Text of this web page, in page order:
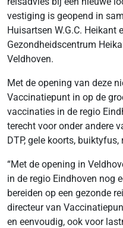
vestiging is geopend in
Huisartsen W.G.C. Heikant
Gezondheidscentrum
Veldhoven.
Met de opening van deze
Vaccinatiepunt in op de
vaccinaties in de regio
terecht voor onder andere
DTP, gele koorts,
“Met de opening in
in de regio Eindhoven nog
bereiden op een gezonde
directeur van
en eenvoudig, ook voor